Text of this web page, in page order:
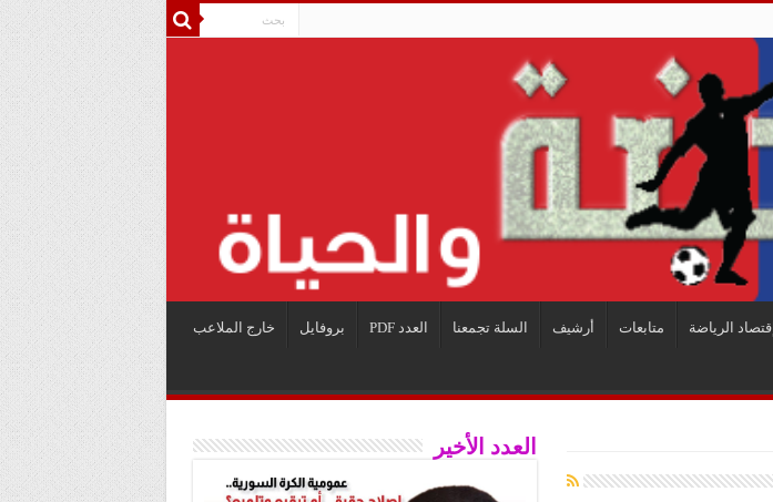
إقتصاد الرياضة متابعات أرشيف السلة تجمعنا العدد PDF بروفايل خارج الملاعب
العدد الأخير